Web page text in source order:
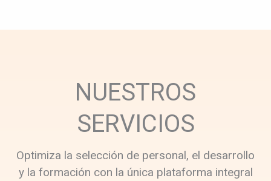
NUESTROS
SERVICIOS
Optimiza la selección de personal, el desarrollo
y la formación con la única plataforma integral